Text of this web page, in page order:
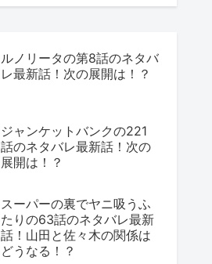
ルノリータの第8話のネタバ
レ最新話！次の展開は！？
ジャンケットバンクの221
話のネタバレ最新話！次の
展開は！？
スーパーの裏でヤニ吸うふ
たりの63話のネタバレ最新
話！山田と佐々木の関係は
どうなる！？